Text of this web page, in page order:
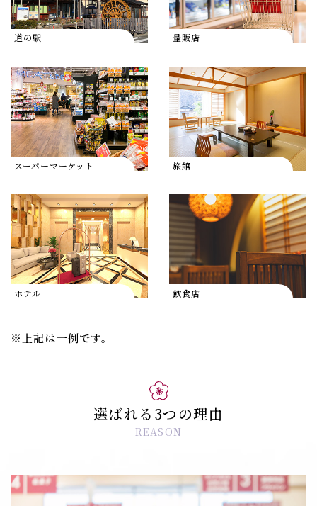
道の駅 量販店
スーパーマーケット 旅館
ホテル 飲食店
※上記は一例です。
選ばれる3つの理由
REASON